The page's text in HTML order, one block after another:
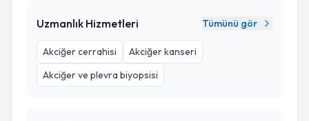
Uzmanlık Hizmetleri Tümünü gör
Akciğer cerrahisi
Akciğer kanseri
Akciğer ve plevra biyopsisi